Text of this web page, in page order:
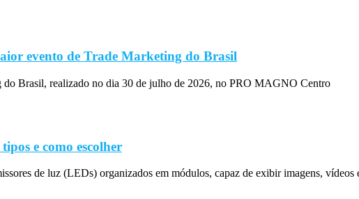
evento de Trade Marketing do Brasil
Brasil, realizado no dia 30 de julho de 2026, no PRO MAGNO Centro
e como escolher
de luz (LEDs) organizados em módulos, capaz de exibir imagens, vídeos